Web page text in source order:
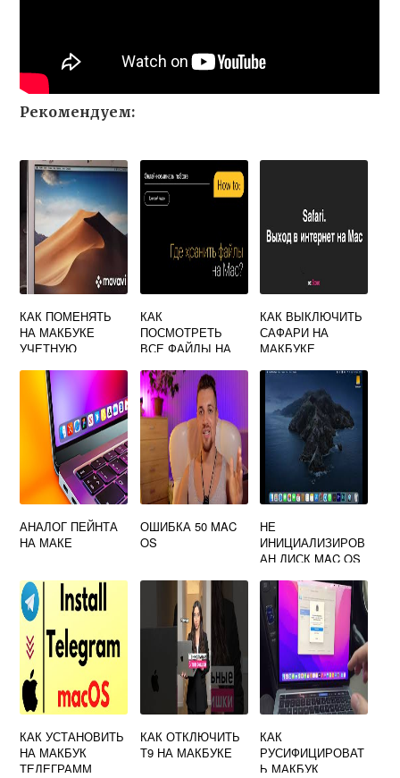
Рекомендуем:
КАК ПОМЕНЯТЬ
НА МАКБУКЕ
УЧЕТНУЮ
КАК
ПОСМОТРЕТЬ
ВСЕ ФАЙЛЫ НА
КАК ВЫКЛЮЧИТЬ
САФАРИ НА
МАКБУКЕ
АНАЛОГ ПЕЙНТА
НА МАКЕ
ОШИБКА 50 MAC
OS
НЕ
ИНИЦИАЛИЗИРОВ
АН ДИСК MAC OS
КАК УСТАНОВИТЬ
НА МАКБУК
ТЕЛЕГРАММ
КАК ОТКЛЮЧИТЬ
Т9 НА МАКБУКЕ
КАК
РУСИФИЦИРОВАТ
Ь МАКБУК